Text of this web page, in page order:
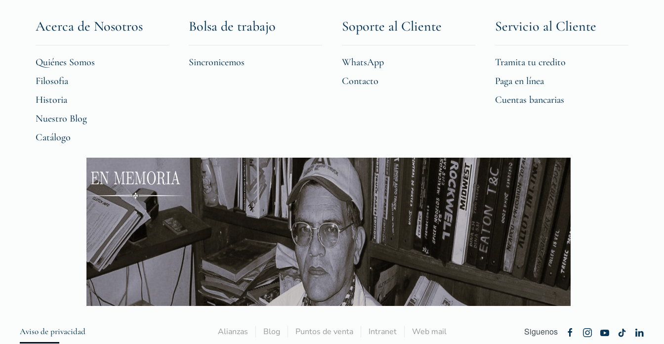
Acerca de Nosotros
Quiénes Somos
Filosofia
Historia
Nuestro Blog
Catálogo
Bolsa de trabajo
Sincronicemos
Soporte al Cliente
WhatsApp
Contacto
Servicio al Cliente
Tramita tu credito
Paga en línea
Cuentas bancarias
Aviso de privacidad Alianzas Blog Puntos de venta Intranet Web mail Siguenos